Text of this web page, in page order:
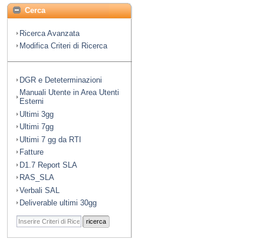
Cerca
Ricerca Avanzata
Modifica Criteri di Ricerca
DGR e Deteterminazioni
Manuali Utente in Area Utenti
Esterni
Ultimi 3gg
Ultimi 7gg
Ultimi 7 gg da RTI
Fatture
D1.7 Report SLA
RAS_SLA
Verbali SAL
Deliverable ultimi 30gg
ricerca